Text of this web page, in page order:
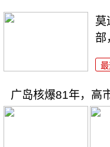
莫
部
广岛核爆81年，高